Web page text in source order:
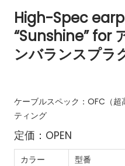
High-Spec
“Sunshine” for
ンバランスプラ
ケーブルスペック：OFC（
ティング
定価：OPEN
カラー 型番